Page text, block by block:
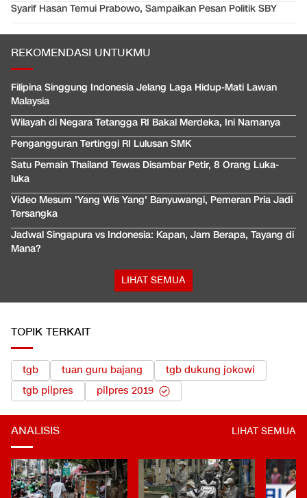
Syarif Hasan Temui Prabowo, Sampaikan Pesan Politik SBY
REKOMENDASI UNTUKMU
Filipina Singgung Indonesia Jelang Laga Hidup-Mati Lawan
Malaysia
Wilayah di Negara Tetangga RI Bakal Merdeka, Ini Namanya
Pengangguran Tertinggi RI Lulusan SMK
Satu Pemain Thailand Tewas Disambar Petir, 8 Orang Luka-
luka
Video Mesum 'Yang Wis Yang' Banyuwangi, Pemeran Pria Jadi
Tersangka
Jadwal Singapura vs Indonesia: Kapan, Jam Berapa, Tayang di
Mana?
LIHAT SEMUA
TOPIK TERKAIT
tgb tuan guru bajang
tgb dukung jokowi
tgb pilpres
pilpres 2019
ANALISIS LIHAT SEMUA